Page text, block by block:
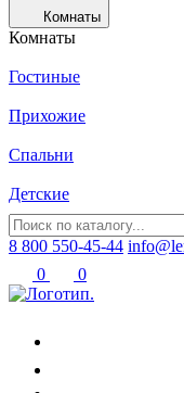
Комнаты
Комнаты
Гостиные
Прихожие
Спальни
Детские
8 800 550-45-44
0
0